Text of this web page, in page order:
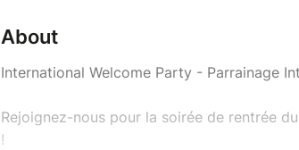
About
International Welcome Party - Parrainage
Rejoignez-nous pour la soirée de rentrée
!